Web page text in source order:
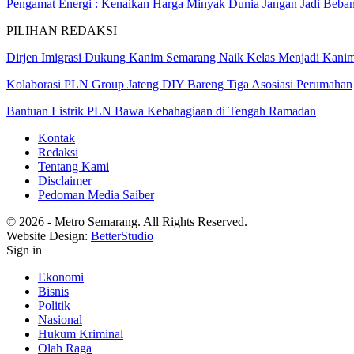
Pengamat Energi : Kenaikan Harga Minyak Dunia Jangan Jadi
PILIHAN REDAKSI
Dirjen Imigrasi Dukung Kanim Semarang Naik Kelas Menjadi
Kolaborasi PLN Group Jateng DIY Bareng Tiga Asosiasi Perumahan
Bantuan Listrik PLN Bawa Kebahagiaan di Tengah Ramadan
Kontak
Redaksi
Tentang Kami
Disclaimer
Pedoman Media Saiber
© 2026 - Metro Semarang. All Rights Reserved.
Website Design: BetterStudio
Sign in
Ekonomi
Bisnis
Politik
Nasional
Hukum Kriminal
Olah Raga